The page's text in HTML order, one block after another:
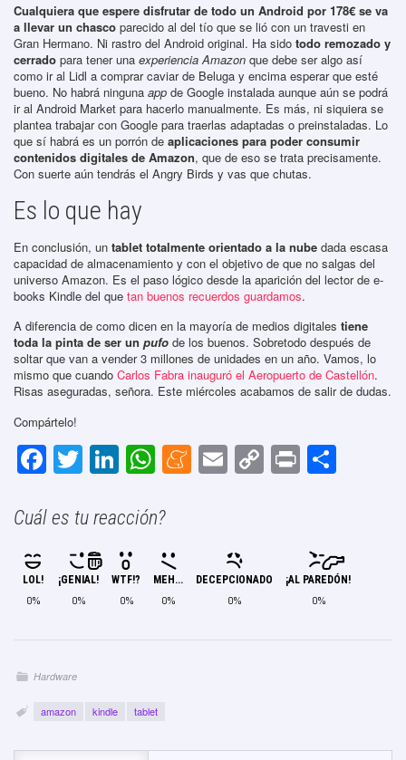
Cualquiera que espere disfrutar de todo un Android por 178€ se va
a llevar un chasco parecido al del tío que se lió con un travesti en
Gran Hermano. Ni rastro del Android original. Ha sido todo remozado y
cerrado para tener una experiencia Amazon que debe ser algo así
como ir al Lidl a comprar caviar de Beluga y encima esperar que esté
bueno. No habrá ninguna app de Google instalada aunque aún se podrá
ir al Android Market para hacerlo manualmente. Es más, ni siquiera se
plantea trabajar con Google para traerlas adaptadas o preinstaladas. Lo
que sí habrá es un porrón de aplicaciones para poder consumir
contenidos digitales de Amazon, que de eso se trata precisamente.
Con suerte aún tendrás el Angry Birds y vas que chutas.
Es lo que hay
En conclusión, un tablet totalmente orientado a la nube dada escasa
capacidad de almacenamiento y con el objetivo de que no salgas del
universo Amazon. Es el paso lógico desde la aparición del lector de e-
books Kindle del que tan buenos recuerdos guardamos.
A diferencia de como dicen en la mayoría de medios digitales tiene
toda la pinta de ser un pufo de los buenos. Sobretodo después de
soltar que van a vender 3 millones de unidades en un año. Vamos, lo
mismo que cuando Carlos Fabra inauguró el Aeropuerto de Castellón.
Risas aseguradas, señora. Este miércoles acabamos de salir de dudas.
Compártelo!
F
c
b
k
T
tt
er
Li
k
e
dI
n
W
at
s
A
p
M
a
E C
Li
Pr
p
ar
Cuál es tu reacción?
LOL!
0%
¡GENIAL!
0%
WTF!?
0%
MEH...
0%
DECEPCIONADO
0%
¡AL PAREDÓN!
0%
Hardware
amazon kindle tablet